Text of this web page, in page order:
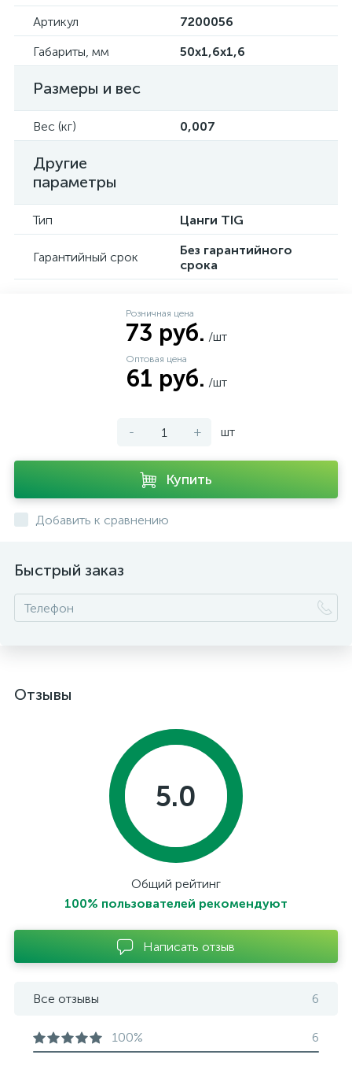
Артикул
7200056
Габариты, мм
50x1,6x1,6
Размеры и вес
Вес (кг) 0,007
Другие
параметры
Тип Цанги TIG
Гарантийный срок
Без гарантийного
срока
Розничная цена
73 руб. /шт
Оптовая цена
61 руб. /шт
- + шт
Купить
Добавить к сравнению
Быстрый заказ
Отзывы
5.0
Общий рейтинг
100% пользователей рекомендуют
Написать отзыв
Все отзывы 6
100% 6